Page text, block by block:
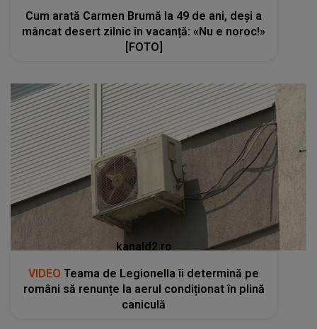
Cum arată Carmen Brumă la 49 de ani, deși a
mâncat desert zilnic în vacanță: «Nu e noroc!»
[FOTO]
kanald2.ro
VIDEO Teama de Legionella îi determină pe
români să renunțe la aerul condiționat în plină
caniculă